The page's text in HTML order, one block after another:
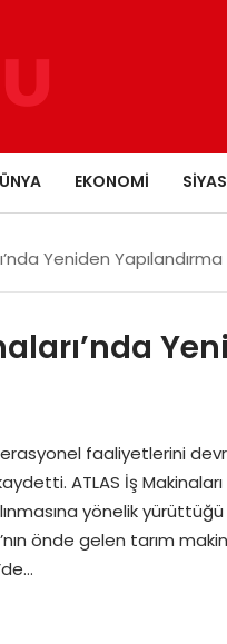
EKONOMI
Yeniden
faaliyetlerini
ATLAS İş
yönelik
önde gelen tarım